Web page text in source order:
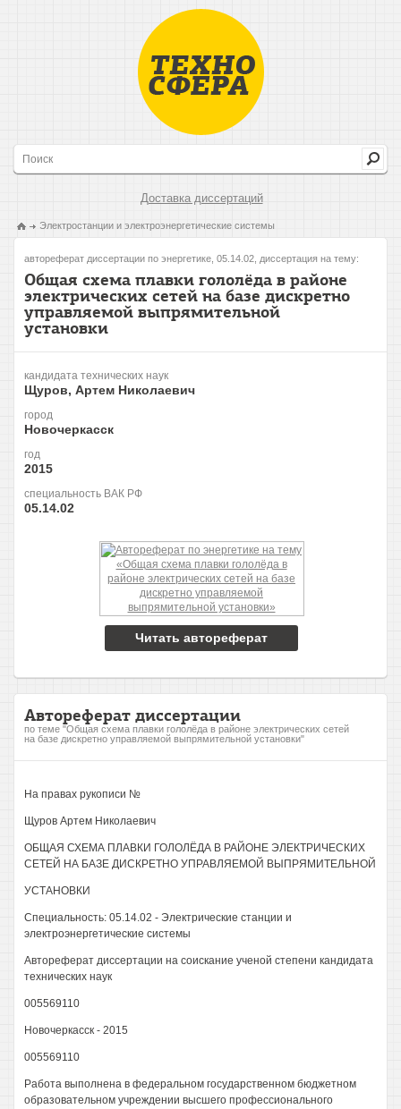
Доставка диссертаций
Электростанции и электроэнергетические системы
автореферат диссертации по энергетике, 05.14.02, диссертация на тему:
Общая схема плавки гололёда в районе
электрических сетей на базе дискретно
управляемой выпрямительной
установки
кандидата технических наук
Щуров, Артем Николаевич
город
Новочеркасск
год
2015
специальность ВАК РФ
05.14.02
Читать автореферат
Автореферат диссертации
по теме "Общая схема плавки гололёда в районе электрических сетей
на базе дискретно управляемой выпрямительной установки"
На правах рукописи №
Щуров Артем Николаевич
ОБЩАЯ СХЕМА ПЛАВКИ ГОЛОЛЁДА В РАЙОНЕ ЭЛЕКТРИЧЕСКИХ
СЕТЕЙ НА БАЗЕ ДИСКРЕТНО УПРАВЛЯЕМОЙ ВЫПРЯМИТЕЛЬНОЙ
УСТАНОВКИ
Специальность: 05.14.02 - Электрические станции и
электроэнергетические системы
Автореферат диссертации на соискание ученой степени кандидата
технических наук
005569110
Новочеркасск - 2015
005569110
Работа выполнена в федеральном государственном бюджетном
образовательном учреждении высшего профессионального